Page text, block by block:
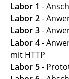
Labor 1 -
Labor 2-
Labor 3-
Labor 4-
mit HTTP
Labor 5-